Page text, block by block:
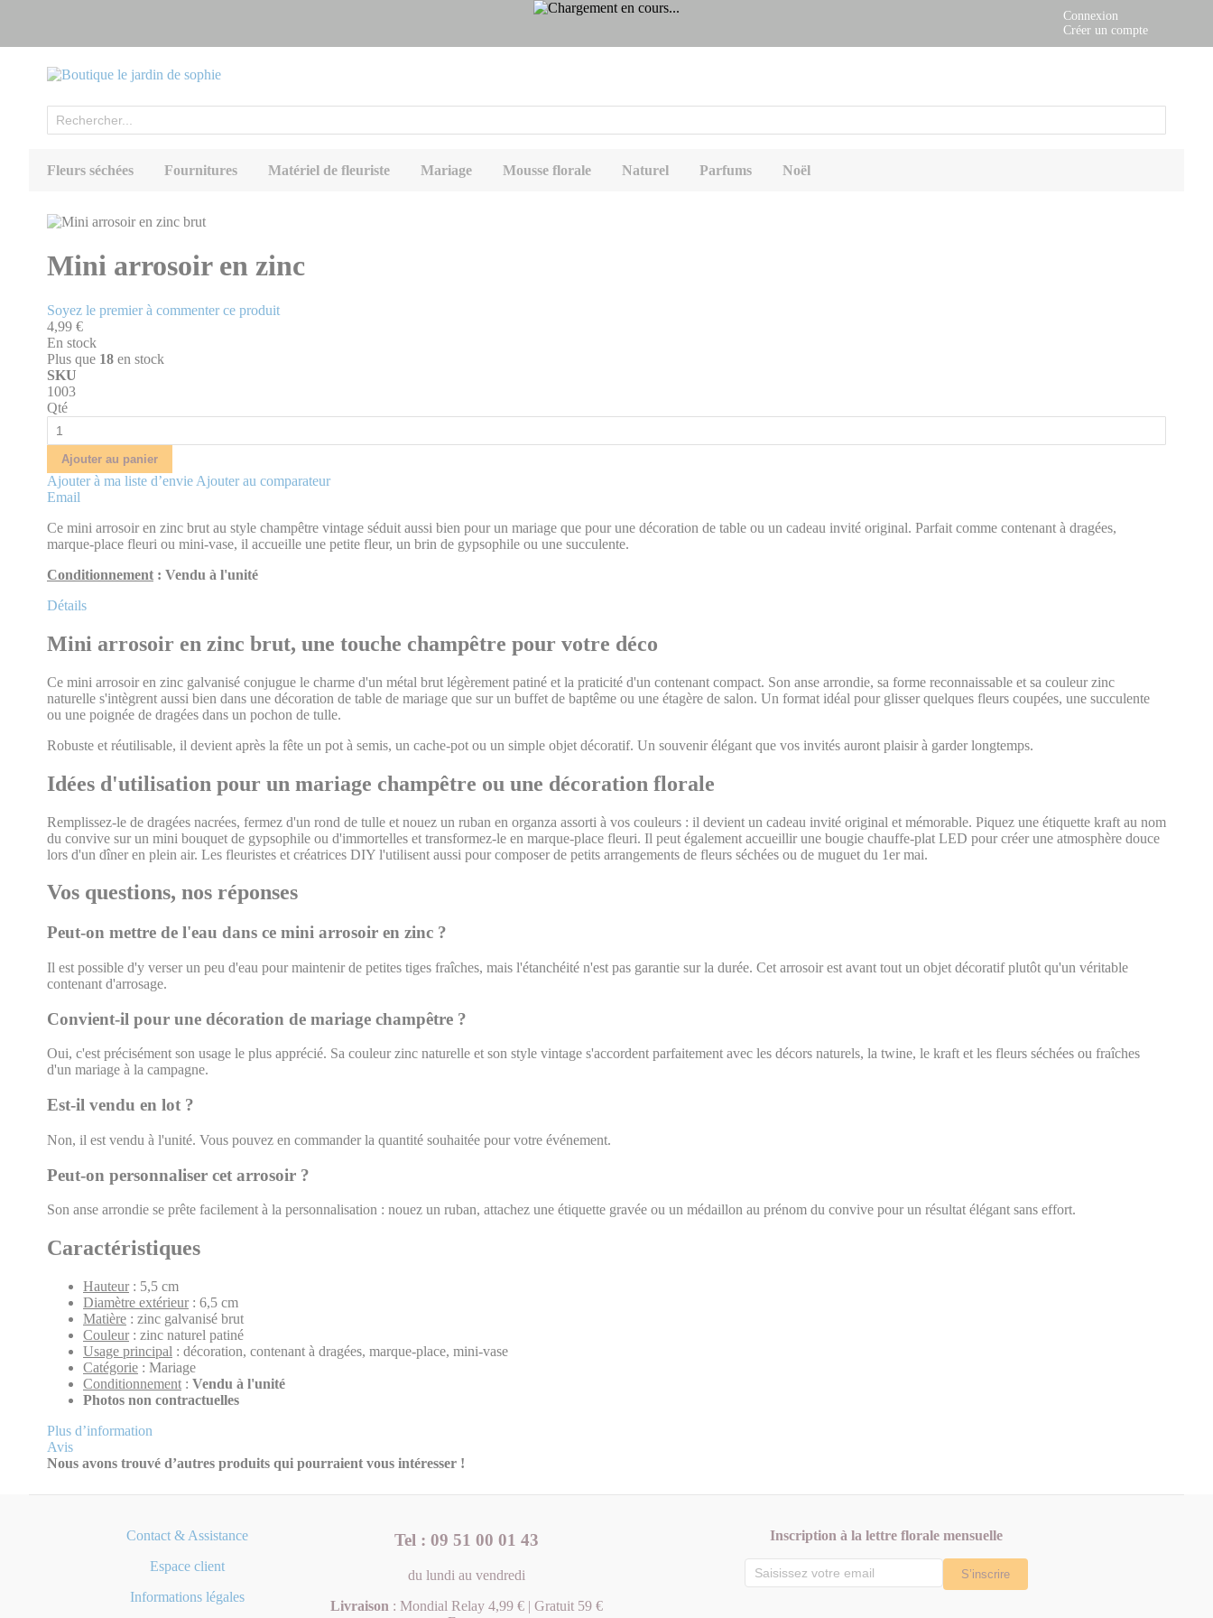
contenu
Connexion
Créer un compte
Fleurs séchées Fournitures Matériel de fleuriste Mariage Mousse florale Naturel Parfums Noël
Skip
the
end
the
images
gallery
to
the
of
the
images
gallery
Mini arrosoir en zinc
Soyez le premier à commenter ce produit
4,99 €
En stock
Plus que 18 en stock
SKU
1003
Qté
Ajouter au panier
Ajouter à ma liste d’envie Ajouter au comparateur
Email
Ce mini arrosoir en zinc brut au style champêtre vintage séduit aussi bien pour un mariage que pour une décoration de table ou un cadeau invité original. Parfait comme contenant à dragées,
marque-place fleuri ou mini-vase, il accueille une petite fleur, un brin de gypsophile ou une succulente.
Conditionnement : Vendu à l'unité
Détails
Mini arrosoir en zinc brut, une touche champêtre pour votre déco
Ce mini arrosoir en zinc galvanisé conjugue le charme d'un métal brut légèrement patiné et la praticité d'un contenant compact. Son anse arrondie, sa forme reconnaissable et sa couleur zinc
naturelle s'intègrent aussi bien dans une décoration de table de mariage que sur un buffet de baptême ou une étagère de salon. Un format idéal pour glisser quelques fleurs coupées, une succulente
ou une poignée de dragées dans un pochon de tulle.
Robuste et réutilisable, il devient après la fête un pot à semis, un cache-pot ou un simple objet décoratif. Un souvenir élégant que vos invités auront plaisir à garder longtemps.
Idées d'utilisation pour un mariage champêtre ou une décoration florale
Remplissez-le de dragées nacrées, fermez d'un rond de tulle et nouez un ruban en organza assorti à vos couleurs : il devient un cadeau invité original et mémorable. Piquez une étiquette kraft au nom
du convive sur un mini bouquet de gypsophile ou d'immortelles et transformez-le en marque-place fleuri. Il peut également accueillir une bougie chauffe-plat LED pour créer une atmosphère douce
lors d'un dîner en plein air. Les fleuristes et créatrices DIY l'utilisent aussi pour composer de petits arrangements de fleurs séchées ou de muguet du 1er mai.
Vos questions, nos réponses
Peut-on mettre de l'eau dans ce mini arrosoir en zinc ?
Il est possible d'y verser un peu d'eau pour maintenir de petites tiges fraîches, mais l'étanchéité n'est pas garantie sur la durée. Cet arrosoir est avant tout un objet décoratif plutôt qu'un véritable
contenant d'arrosage.
Convient-il pour une décoration de mariage champêtre ?
Oui, c'est précisément son usage le plus apprécié. Sa couleur zinc naturelle et son style vintage s'accordent parfaitement avec les décors naturels, la twine, le kraft et les fleurs séchées ou fraîches
d'un mariage à la campagne.
Est-il vendu en lot ?
Non, il est vendu à l'unité. Vous pouvez en commander la quantité souhaitée pour votre événement.
Peut-on personnaliser cet arrosoir ?
Son anse arrondie se prête facilement à la personnalisation : nouez un ruban, attachez une étiquette gravée ou un médaillon au prénom du convive pour un résultat élégant sans effort.
Caractéristiques
Hauteur: 5,5 cm
Diamètre extérieur: 6,5 cm
Matière : zinc galvanisé brut
Couleur: zinc naturel patiné
Usage principal : décoration, contenant à dragées, marque-place, mini-vase
Catégorie : Mariage
Conditionnement : Vendu à l'unité
Photos non contractuelles
Plus d’information
Avis
Nous avons trouvé d’autres produits qui pourraient vous intéresser !
Contact & Assistance
Espace client
Informations légales
Tel : 09 51 00 01 43
du lundi au vendredi
Livraison : Mondial Relay 4,99 € | Gratuit 59 €
Inscription à la lettre florale mensuelle
S’inscrire